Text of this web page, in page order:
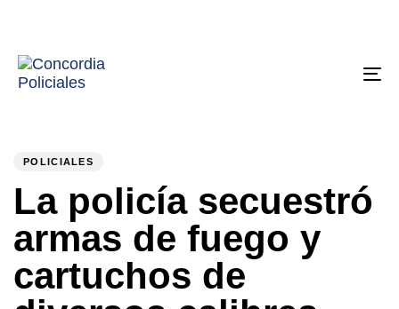
POLICIALES
La policía secuestró
armas de fuego y
cartuchos de